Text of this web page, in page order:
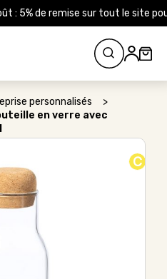
: 5% de remise sur tout le site
personnalisés
>
en verre avec
C